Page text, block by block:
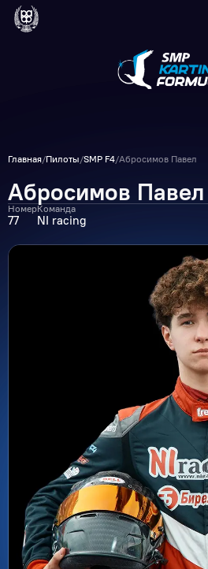
Главная/Пилоты/SMP F4/Абросимов Павел
Абросимов Павел
Номер
77
Команда
NI racing